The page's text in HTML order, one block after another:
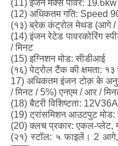
(11) इंजन मैक्स पावर:
(12) अधिकतम गति: Speed
(१३) ब्रेक कंट्रोल मेथड (आगे /
(14) इंजन रेटेड पावरकोरिंग
/ मिनट
(15) इग्निशन मोड: सीडीआई
(१६) पेट्रोल टैंक की क्षमता: १३
17) अधिकतम इंजन टोक़ के
/ मिनट / 5%) एनएम / आर /
(18) बैटरी विशिष्टता:
(19) ट्रांसमिशन आउटपुट मोड:
(20) क्लच प्रकार: एकल-प्लेट,
(२१) स्टॉल: ५ फाइलें। 2 आगे,